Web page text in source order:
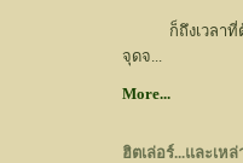
ก็ถึงเวลาที่ต้อ
จุดจ...
More...
ฮิตเล่อร์...และเ